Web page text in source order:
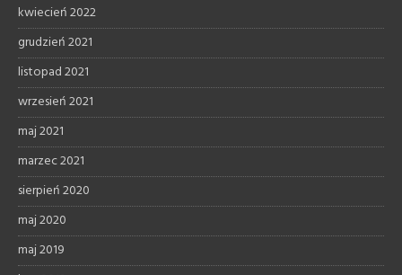
kwiecień 2022
grudzień 2021
listopad 2021
wrzesień 2021
maj 2021
marzec 2021
sierpień 2020
maj 2020
maj 2019